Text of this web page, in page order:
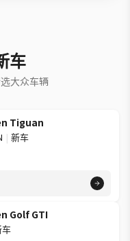
车
大众车辆
Tiguan
| 新车
Golf GTI